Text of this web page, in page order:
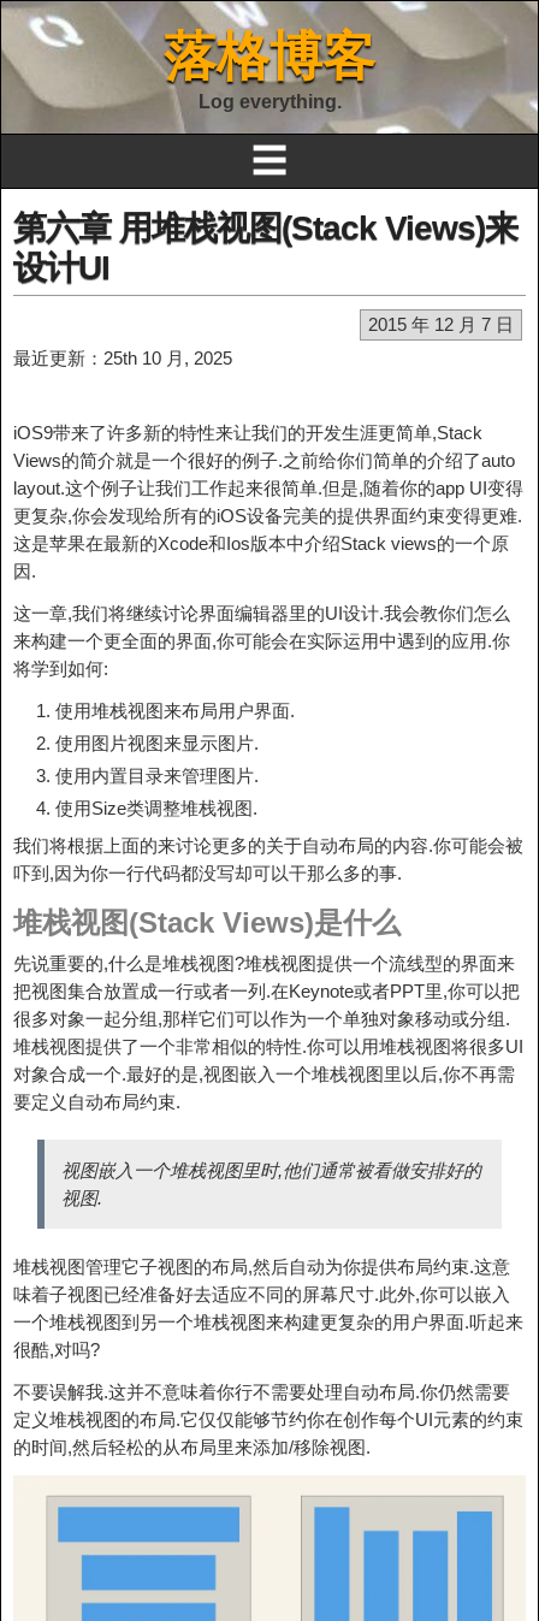
落格博客
Log everything.
☰
第六章 用堆栈视图(Stack Views)来
设计UI
2015 年 12 月 7 日
最近更新：25th 10 月, 2025
iOS9带来了许多新的特性来让我们的开发生涯更简单,Stack
Views的简介就是一个很好的例子.之前给你们简单的介绍了auto
layout.这个例子让我们工作起来很简单.但是,随着你的app UI变得
更复杂,你会发现给所有的iOS设备完美的提供界面约束变得更难.
这是苹果在最新的Xcode和Ios版本中介绍Stack views的一个原
因.
这一章,我们将继续讨论界面编辑器里的UI设计.我会教你们怎么
来构建一个更全面的界面,你可能会在实际运用中遇到的应用.你
将学到如何:
使用堆栈视图来布局用户界面.
使用图片视图来显示图片.
使用内置目录来管理图片.
使用Size类调整堆栈视图.
我们将根据上面的来讨论更多的关于自动布局的内容.你可能会被
吓到,因为你一行代码都没写却可以干那么多的事.
堆栈视图(Stack Views)是什么
先说重要的,什么是堆栈视图?堆栈视图提供一个流线型的界面来
把视图集合放置成一行或者一列.在Keynote或者PPT里,你可以把
很多对象一起分组,那样它们可以作为一个单独对象移动或分组.
堆栈视图提供了一个非常相似的特性.你可以用堆栈视图将很多UI
对象合成一个.最好的是,视图嵌入一个堆栈视图里以后,你不再需
要定义自动布局约束.
视图嵌入一个堆栈视图里时,他们通常被看做安排好的
视图.
堆栈视图管理它子视图的布局,然后自动为你提供布局约束.这意
味着子视图已经准备好去适应不同的屏幕尺寸.此外,你可以嵌入
一个堆栈视图到另一个堆栈视图来构建更复杂的用户界面.听起来
很酷,对吗?
不要误解我.这并不意味着你行不需要处理自动布局.你仍然需要
定义堆栈视图的布局.它仅仅能够节约你在创作每个UI元素的约束
的时间,然后轻松的从布局里来添加/移除视图.